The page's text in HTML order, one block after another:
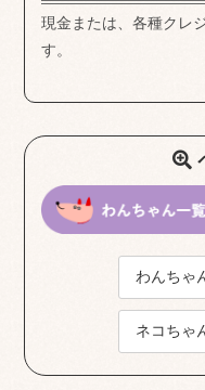
現金または、各種クレ
す。